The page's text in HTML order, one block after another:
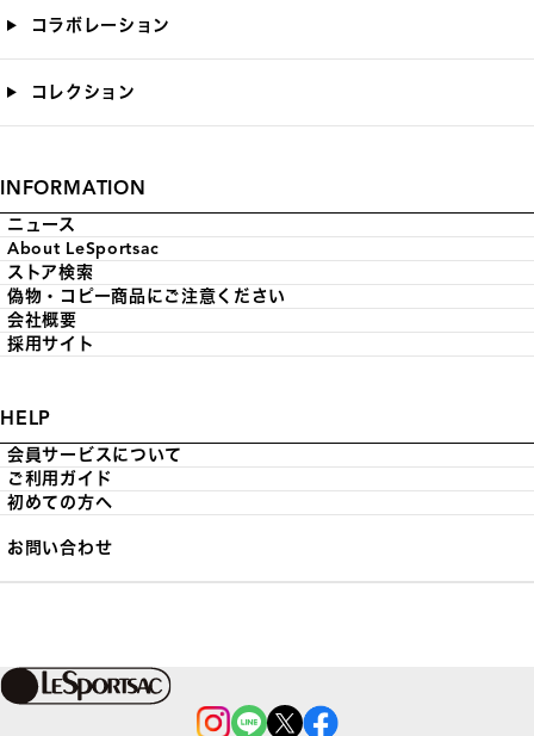
コラボレーション
コレクション
INFORMATION
ニュース
About LeSportsac
ストア検索
偽物・コピー商品にご注意ください
会社概要
採用サイト
HELP
会員サービスについて
ご利用ガイド
初めての方へ
お問い合わせ